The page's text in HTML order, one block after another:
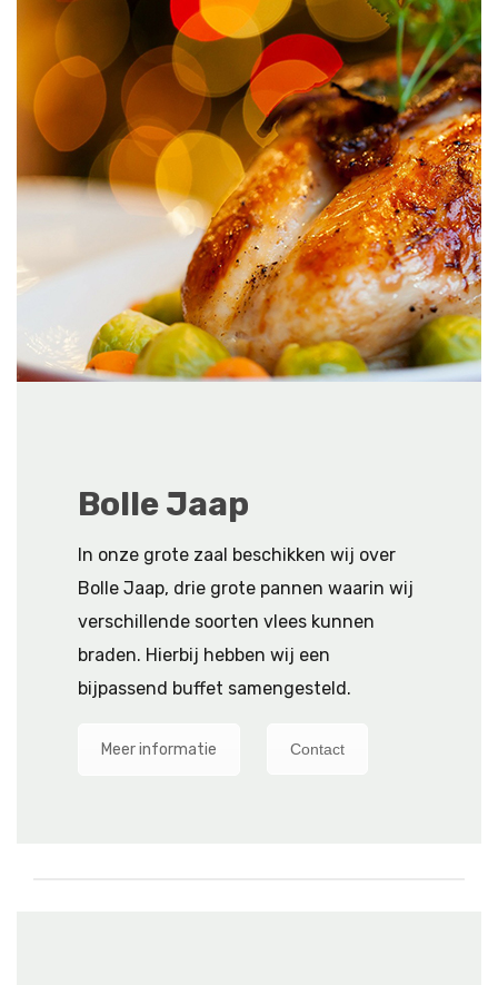
Bolle Jaap
In onze grote zaal beschikken wij over
Bolle Jaap, drie grote pannen waarin wij
verschillende soorten vlees kunnen
braden. Hierbij hebben wij een
bijpassend buffet samengesteld.
Meer informatie Contact